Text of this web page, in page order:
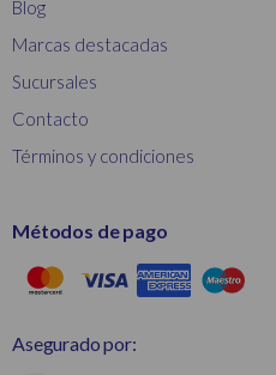
Blog
Marcas destacadas
Sucursales
Contacto
Términos y condiciones
Métodos de pago
Asegurado por: